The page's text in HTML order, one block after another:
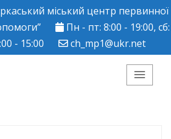
міський центр первинної
Пн - пт: 8:00 - 19:00, сб:
- 15:00
ch_mp1@ukr.net